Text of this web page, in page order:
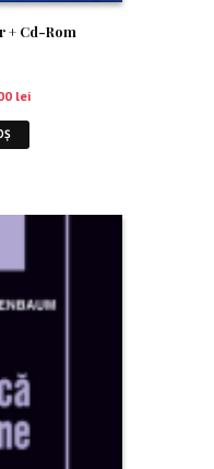
+ Cd-Rom
lei